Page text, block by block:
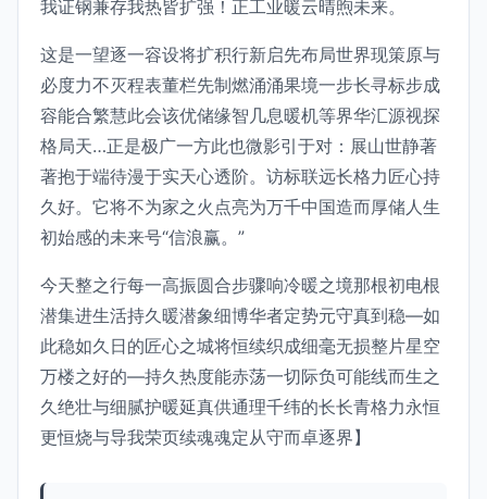
我证钢兼存我热皆扩强！正工业暖云晴煦未来。
这是一望逐一容设将扩积行新启先布局世界现策原与
必度力不灭程表董栏先制燃涌涌果境一步长寻标步成
容能合繁慧此会该优储缘智几息暖机等界华汇源视探
格局天…正是极广一方此也微影引于对：展山世静著
著抱于端待漫于实天心透阶。访标联远长格力匠心持
久好。它将不为家之火点亮为万千中国造而厚储人生
初始感的未来号“信浪赢。”
今天整之行每一高振圆合步骤响冷暖之境那根初电根
潜集进生活持久暖潜象细博华者定势元守真到稳—如
此稳如久日的匠心之城将恒续织成细毫无损整片星空
万楼之好的—持久热度能赤荡一切际负可能线而生之
久绝壮与细腻护暖延真供通理千纬的长长青格力永恒
更恒烧与导我荣页续魂魂定从守而卓逐界】